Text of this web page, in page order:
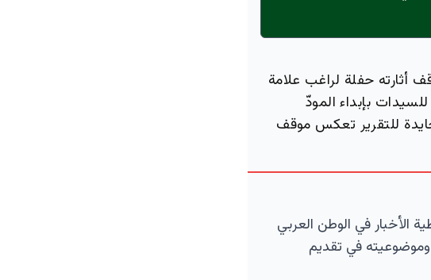
أثارته حفلة لراغب علامة
بإبداء المودّ
للتقرير تعكس موقف
في الوطن العربي
وموضوعيته في تقديم